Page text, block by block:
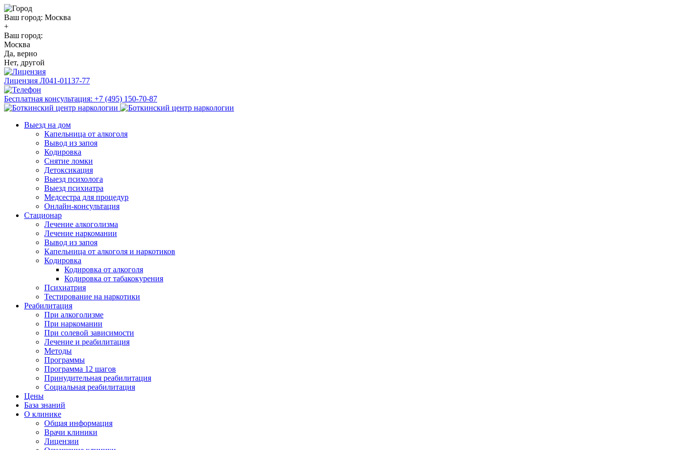
Ваш город: Москва
+
Ваш город:
Москва
Да, верно
Нет, другой
Лицензия Л041-01137-77
Бесплатная консультация: +7 (495) 150-70-87
Выезд на дом
Капельница от алкоголя
Вывод из запоя
Кодировка
Снятие ломки
Детоксикация
Выезд психолога
Выезд психиатра
Медсестра для процедур
Онлайн-консультация
Стационар
Лечение алкоголизма
Лечение наркомании
Вывод из запоя
Капельница от алкоголя и наркотиков
Кодировка
Кодировка от алкоголя
Кодировка от табакокурения
Психиатрия
Тестирование на наркотики
Реабилитация
При алкоголизме
При наркомании
При солевой зависимости
Лечение и реабилитация
Методы
Программы
Программа 12 шагов
Принудительная реабилитация
Социальная реабилитация
Цены
База знаний
О клинике
Общая информация
Врачи клиники
Лицензии